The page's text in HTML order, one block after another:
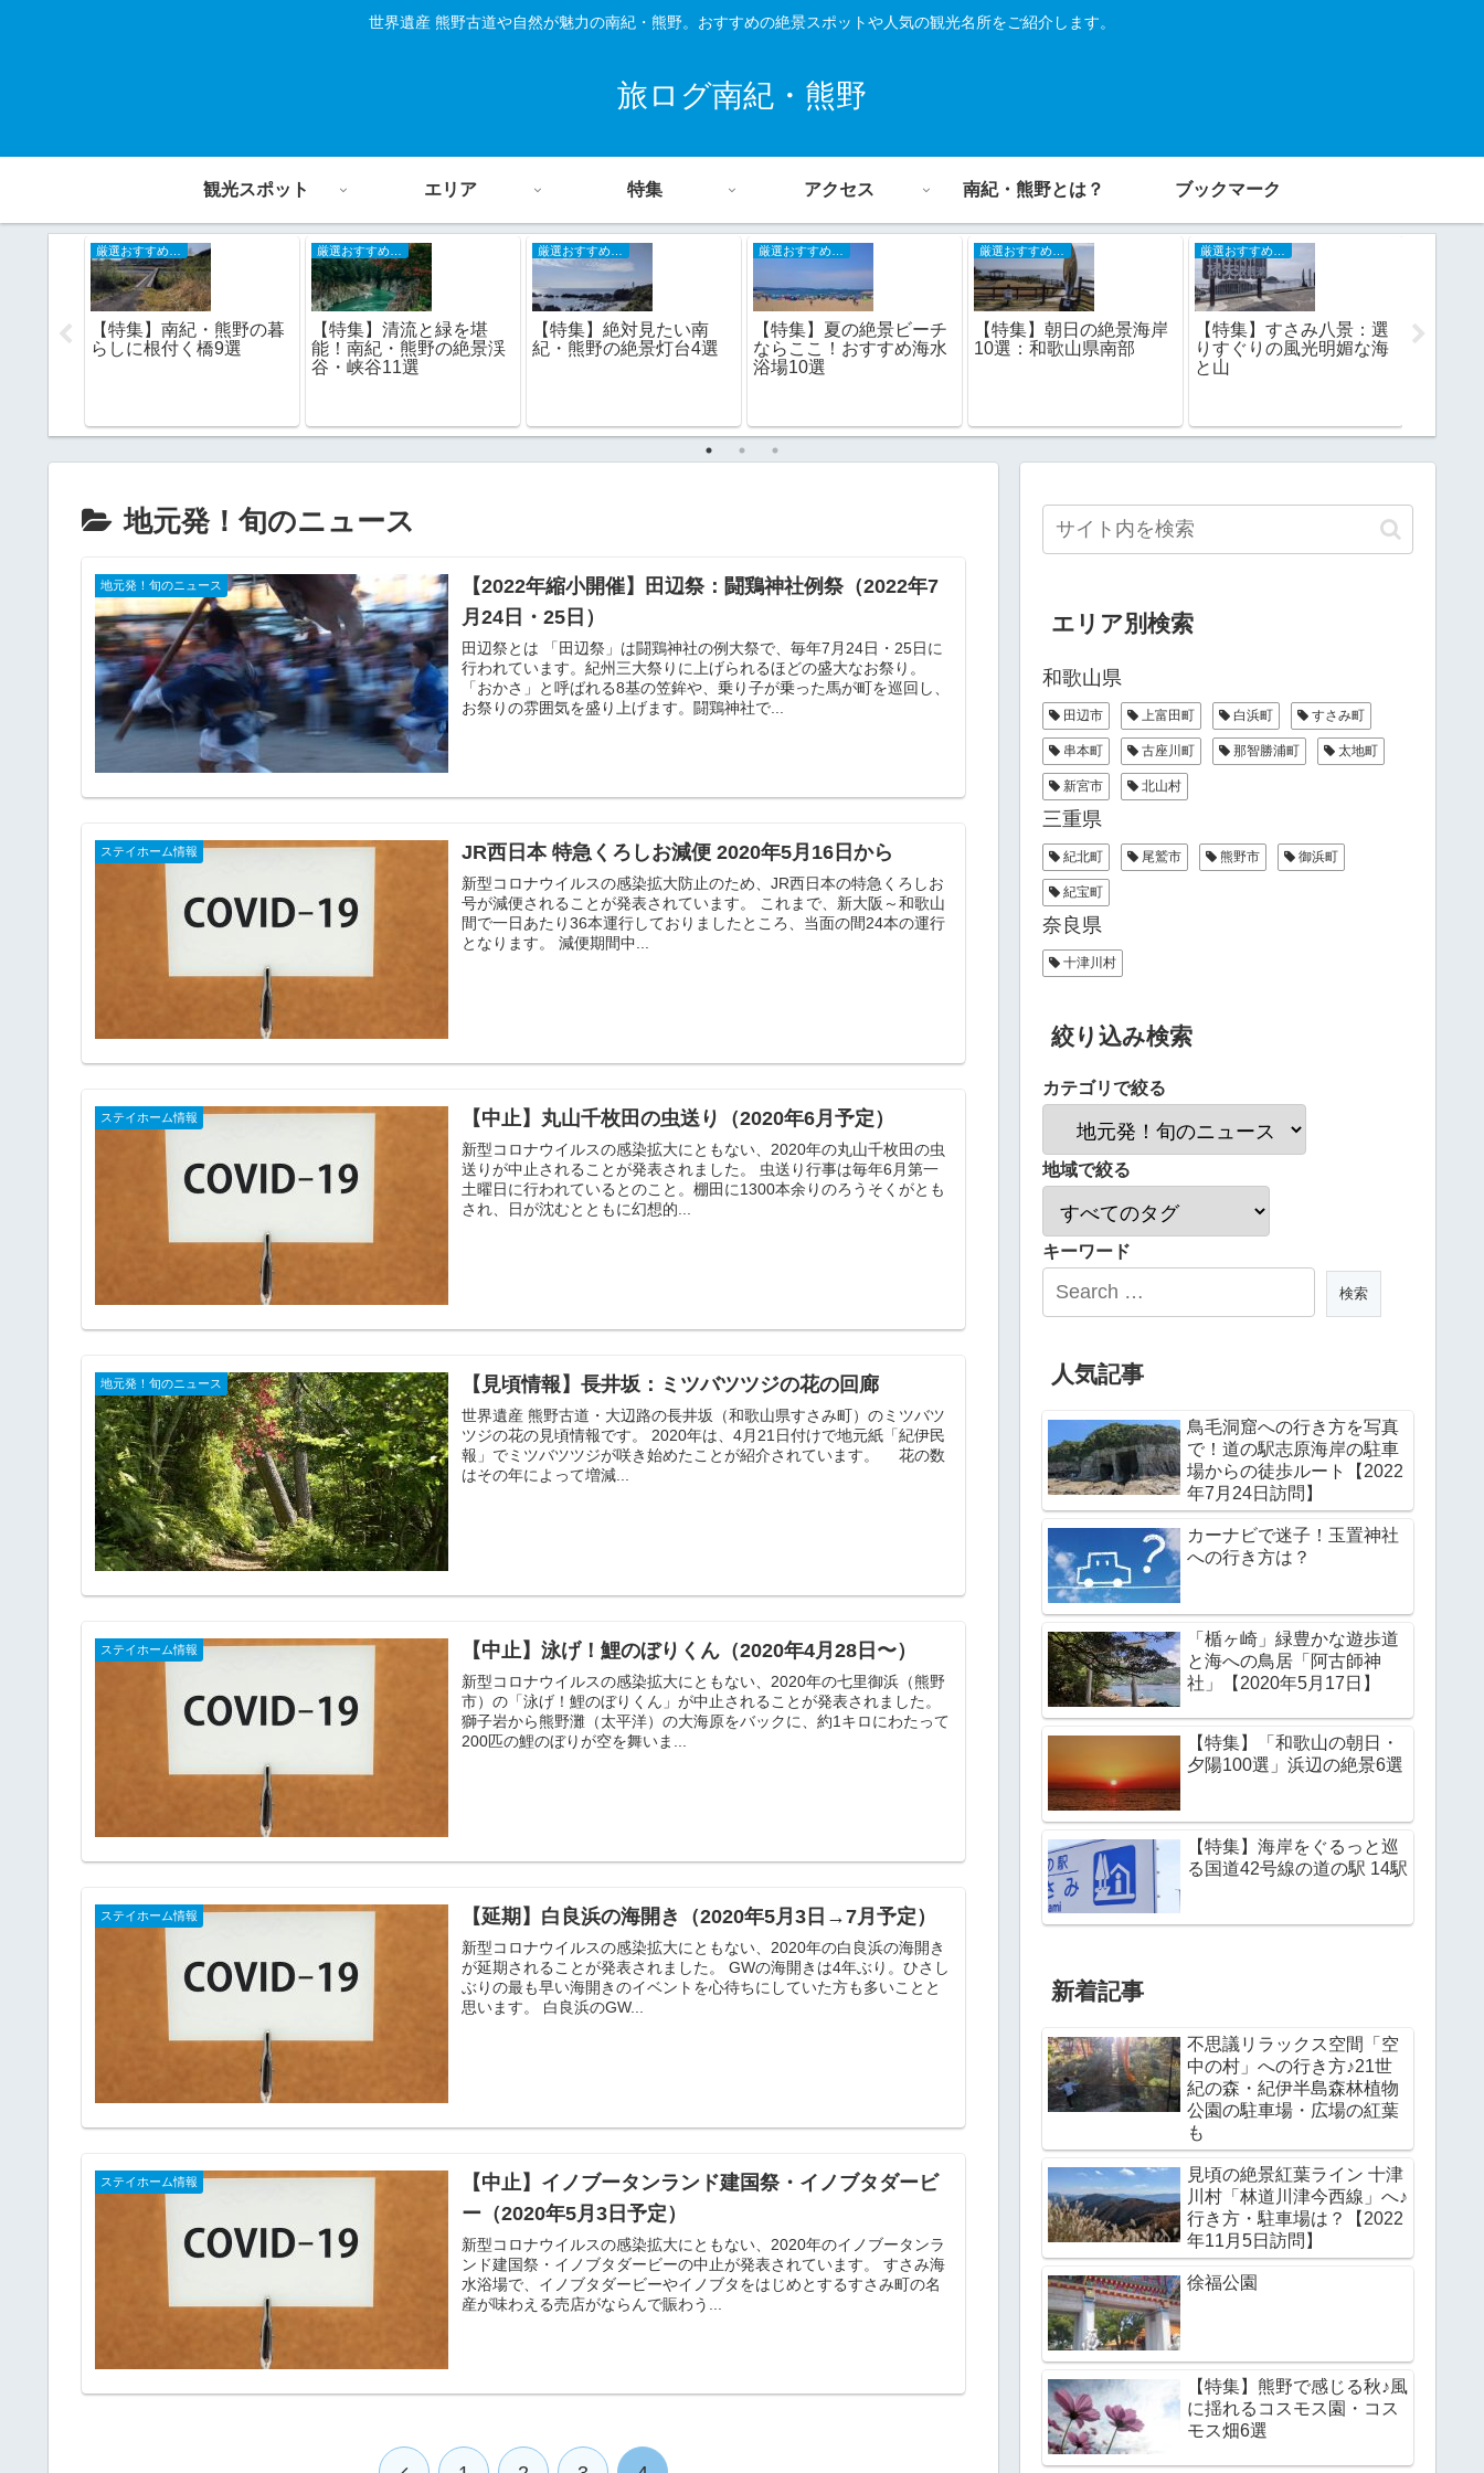
世界遺産 熊野古道や自然が魅力の南紀・熊野。おすすめの絶景スポットや人気の観光名所をご紹介します。
旅ログ南紀・熊野
観光スポット エリア 特集 アクセス 南紀・熊野とは？ ブックマーク
【特集】南紀・熊野の暮
らしに根付く橋9選
【特集】清流と緑を堪
能！南紀・熊野の絶景渓
谷・峡谷11選
【特集】絶対見たい南
紀・熊野の絶景灯台4選
【特集】夏の絶景ビーチ
ならここ！おすすめ海水
浴場10選
【特集】朝日の絶景海岸
10選：和歌山県南部
【特集】すさみ八景：選
りすぐりの風光明媚な海
と山
新コロ
ームの
地元発！旬のニュース
地元発！旬のニュース
【2022年縮小開催】田辺祭：闘鶏神社例祭（2022年7
月24日・25日）
田辺祭とは 「田辺祭」は闘鶏神社の例大祭で、毎年7月24日・25日に
行われています。紀州三大祭りに上げられるほどの盛大なお祭り。
「おかさ」と呼ばれる8基の笠鉾や、乗り子が乗った馬が町を巡回し、
お祭りの雰囲気を盛り上げます。闘鶏神社で...
ステイホーム情報 JR西日本 特急くろしお減便 2020年5月16日から
新型コロナウイルスの感染拡大防止のため、JR西日本の特急くろしお
号が減便されることが発表されています。 これまで、新大阪～和歌山
間で一日あたり36本運行しておりましたところ、当面の間24本の運行
となります。 減便期間中...
ステイホーム情報 【中止】丸山千枚田の虫送り（2020年6月予定）
新型コロナウイルスの感染拡大にともない、2020年の丸山千枚田の虫
送りが中止されることが発表されました。 虫送り行事は毎年6月第一
土曜日に行われているとのこと。棚田に1300本余りのろうそくがとも
され、日が沈むとともに幻想的...
地元発！旬のニュース 【見頃情報】長井坂：ミツバツツジの花の回廊
世界遺産 熊野古道・大辺路の長井坂（和歌山県すさみ町）のミツバツ
ツジの花の見頃情報です。 2020年は、4月21日付けで地元紙「紀伊民
報」でミツバツツジが咲き始めたことが紹介されています。 花の数
はその年によって増減...
ステイホーム情報 【中止】泳げ！鯉のぼりくん（2020年4月28日〜）
新型コロナウイルスの感染拡大にともない、2020年の七里御浜（熊野
市）の「泳げ！鯉のぼりくん」が中止されることが発表されました。
獅子岩から熊野灘（太平洋）の大海原をバックに、約1キロにわたって
200匹の鯉のぼりが空を舞いま...
ステイホーム情報 【延期】白良浜の海開き（2020年5月3日→7月予定）
新型コロナウイルスの感染拡大にともない、2020年の白良浜の海開き
が延期されることが発表されました。 GWの海開きは4年ぶり。ひさし
ぶりの最も早い海開きのイベントを心待ちにしていた方も多いことと
思います。 白良浜のGW...
ステイホーム情報
【中止】イノブータンランド建国祭・イノブタダービ
ー（2020年5月3日予定）
新型コロナウイルスの感染拡大にともない、2020年のイノブータンラ
ンド建国祭・イノブタダービーの中止が発表されています。 すさみ海
水浴場で、イノブタダービーやイノブタをはじめとするすさみ町の名
産が味わえる売店がならんで賑わう...
エリア別検索
和歌山県
田辺市 上富田町 白浜町 すさみ町
串本町 古座川町 那智勝浦町 太地町
新宮市 北山村
三重県
紀北町 尾鷲市 熊野市 御浜町
紀宝町
奈良県
十津川村
絞り込み検索
カテゴリで絞る
地域で絞る
キーワード
人気記事
鳥毛洞窟への行き方を写真
で！道の駅志原海岸の駐車
場からの徒歩ルート【2022
年7月24日訪問】
カーナビで迷子！玉置神社
への行き方は？
「楯ヶ崎」緑豊かな遊歩道
と海への鳥居「阿古師神
社」【2020年5月17日】
【特集】「和歌山の朝日・
夕陽100選」浜辺の絶景6選
【特集】海岸をぐるっと巡
る国道42号線の道の駅 14駅
新着記事
不思議リラックス空間「空
中の村」への行き方♪21世
紀の森・紀伊半島森林植物
公園の駐車場・広場の紅葉
も
見頃の絶景紅葉ライン 十津
川村「林道川津今西線」へ♪
行き方・駐車場は？【2022
年11月5日訪問】
徐福公園
【特集】熊野で感じる秋♪風
に揺れるコスモス園・コス
モス畑6選